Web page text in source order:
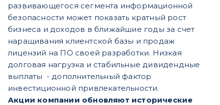
развивающегося сегмента информационной
безопасности может показать кратный рост
бизнеса и доходов в ближайшие годы за счет
наращивания клиентской базы и продаж
лицензий на ПО своей разработки. Низкая
долговая нагрузка и стабильные дивидендные
выплаты - дополнительный фактор
инвестиционной привлекательности.
Акции компании обновляют исторические